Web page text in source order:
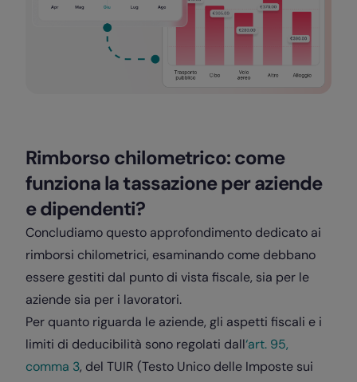
Rimborso chilometrico: come
funziona la tassazione per aziende
e dipendenti?
Concludiamo questo approfondimento dedicato ai
rimborsi chilometrici, esaminando come debbano
essere gestiti dal punto di vista fiscale, sia per le
aziende sia per i lavoratori.
Per quanto riguarda le aziende, gli aspetti fiscali e i
limiti di deducibilità sono regolati dall‘art. 95,
comma 3, del TUIR (Testo Unico delle Imposte sui